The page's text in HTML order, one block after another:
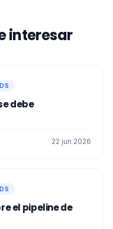
interesar
debe
22 jun 2026
el pipeline de